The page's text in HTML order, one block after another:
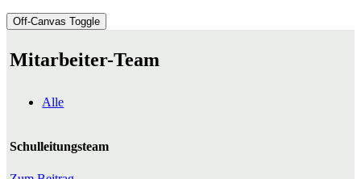
Off-Canvas Toggle
Mitarbeiter-Team
Alle
Schulleitungsteam